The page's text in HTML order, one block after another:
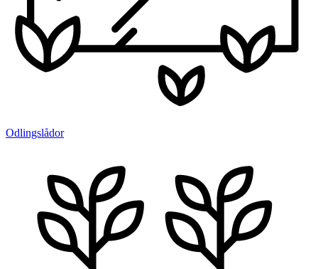
Odlingslådor